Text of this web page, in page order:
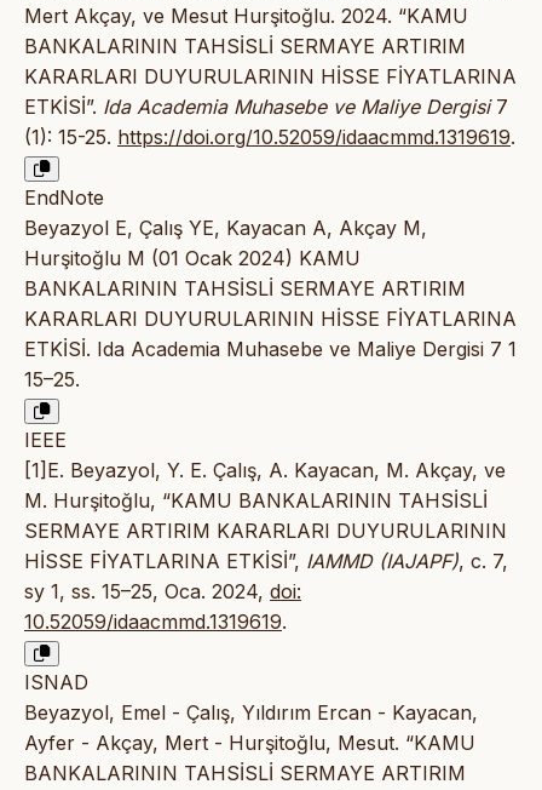
Mert Akçay, ve Mesut Hurşitoğlu. 2024. “KAMU
BANKALARININ TAHSİSLİ SERMAYE ARTIRIM
KARARLARI DUYURULARININ HİSSE FİYATLARINA
ETKİSİ”. Ida Academia Muhasebe ve Maliye Dergisi7
(1): 15-25. https://doi.org/10.52059/idaacmmd.1319619.
EndNote
Beyazyol E, Çalış YE, Kayacan A, Akçay M,
Hurşitoğlu M (01 Ocak 2024) KAMU
BANKALARININ TAHSİSLİ SERMAYE ARTIRIM
KARARLARI DUYURULARININ HİSSE FİYATLARINA
ETKİSİ. Ida Academia Muhasebe ve Maliye Dergisi 7 1
15–25.
IEEE
[1]E. Beyazyol, Y. E. Çalış, A. Kayacan, M. Akçay, ve
M. Hurşitoğlu, “KAMU BANKALARININ TAHSİSLİ
SERMAYE ARTIRIM KARARLARI DUYURULARININ
HİSSE FİYATLARINA ETKİSİ”, IAMMD (IAJAPF), c. 7,
sy 1, ss. 15–25, Oca. 2024, doi:
10.52059/idaacmmd.1319619.
ISNAD
Beyazyol, Emel - Çalış, Yıldırım Ercan - Kayacan,
Ayfer - Akçay, Mert - Hurşitoğlu, Mesut. “KAMU
BANKALARININ TAHSİSLİ SERMAYE ARTIRIM